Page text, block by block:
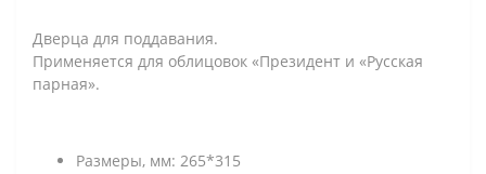
Дверца для поддавания.
Применяется для облицовок «Президент и «Русская
парная».
Размеры, мм: 265*315